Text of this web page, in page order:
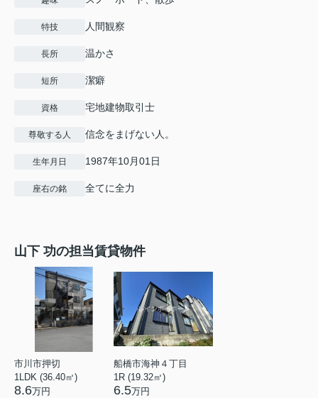
特技 人間観察
長所 温かさ
短所 潔癖
資格 宅地建物取引士
尊敬する人 信念をまげない人。
生年月日 1987年10月01日
座右の銘 全てに全力
山下 功の担当賃貸物件
市川市押切
1LDK (36.40㎡)
8.6万円
船橋市海神４丁目
1R (19.32㎡)
6.5万円